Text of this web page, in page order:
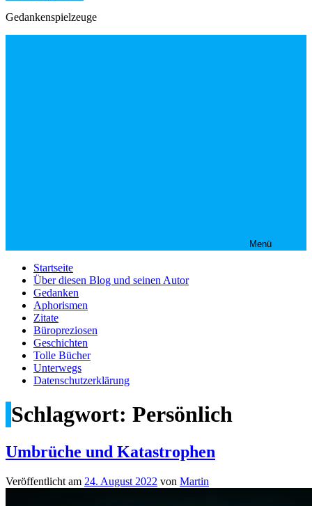
Gedankenspielzeuge
Menü
Startseite
Über diesen Blog und seinen Autor
Gedanken
Aphorismen
Zitate
Büropreziosen
Geschichten
Tolle Bücher
Unterwegs
Datenschutzerklärung
Schlagwort: Persönlich
Umbrüche und Katastrophen
Veröffentlicht am 24. August 2022 von Martin